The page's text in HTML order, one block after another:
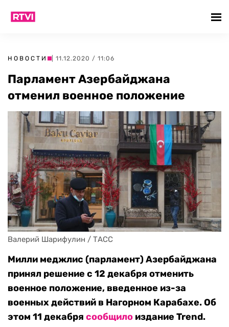
НОВОСТИ | 11.12.2020 / 11:06
Парламент Азербайджана
отменил военное положение
Валерий Шарифулин / ТАСС
Милли меджлис (парламент) Азербайджана
принял решение с 12 декабря отменить
военное положение, введенное из-за
военных действий в Нагорном Карабахе. Об
этом 11 декабря сообщило издание Trend.